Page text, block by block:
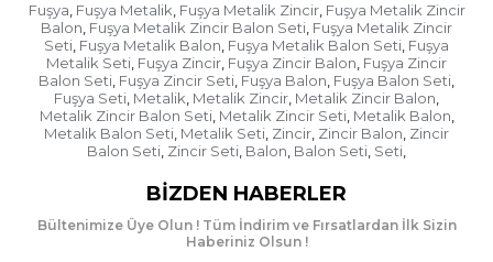
Zincir Balon
Günlük hayatımızda özel günlerde kullanılan
günlünde son derece şık ve gösterişli bir görünüm
kazandırmaktadır. Özel günlerinizde en çok
Fuşya, Fuşya Metalik, Fuşya Metalik Zincir, Fuşya Metalik Zincir
Balon, Fuşya Metalik Zincir Balon Seti, Fuşya Metalik Zincir
Seti, Fuşya Metalik Balon, Fuşya Metalik Balon Seti, Fuşya
Metalik Seti, Fuşya Zincir, Fuşya Zincir Balon, Fuşya Zincir
Balon Seti, Fuşya Zincir Seti, Fuşya Balon, Fuşya Balon Seti,
Fuşya Seti, Metalik, Metalik Zincir, Metalik Zincir Balon,
Metalik Zincir Balon Seti, Metalik Zincir Seti, Metalik Balon,
Metalik Balon Seti, Metalik Seti, Zincir, Zincir Balon, Zincir
Balon Seti, Zincir Seti, Balon, Balon Seti, Seti,
BIZDEN HABERLER
Bültenimize Üye Olun ! Tüm İndirim ve Fırsatlardan İlk Sizin
Haberiniz Olsun !